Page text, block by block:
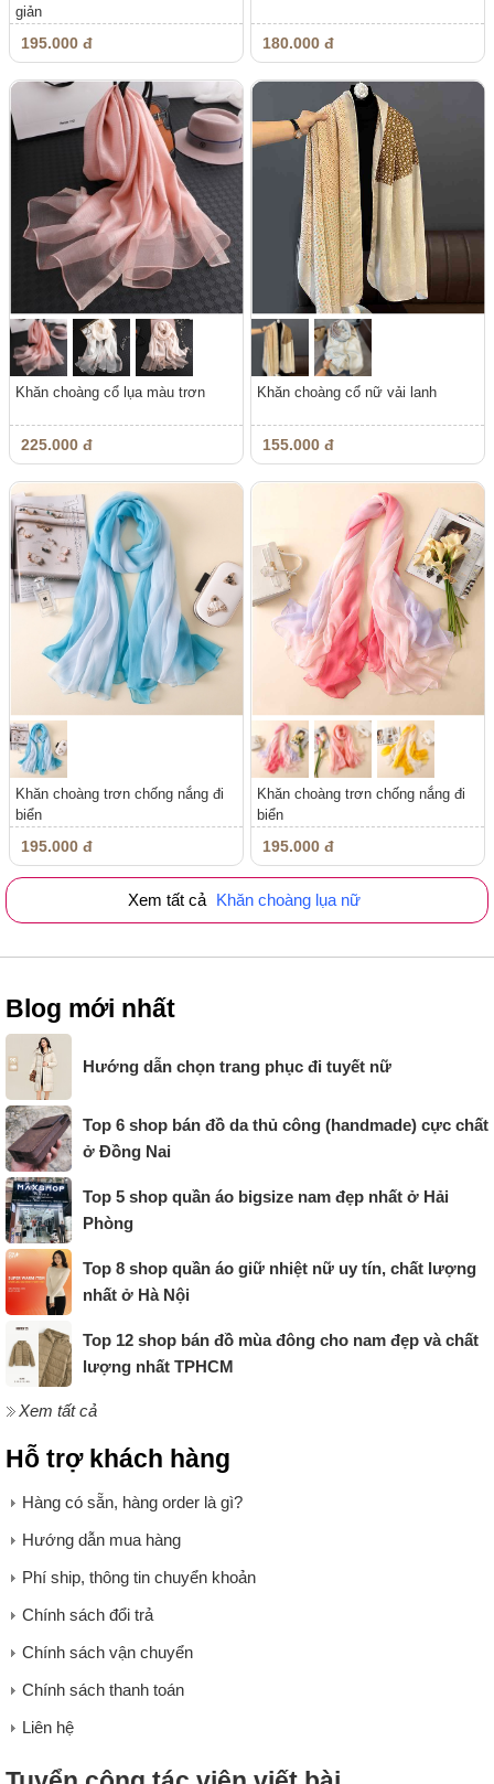
giản
195.000 đ 180.000 đ
Khăn choàng cổ lụa màu trơn
225.000 đ
Khăn choàng cổ nữ vải lanh
155.000 đ
Khăn choàng trơn chống nắng đi
biển
195.000 đ
Khăn choàng trơn chống nắng đi
biển
195.000 đ
Xem tất cả Khăn choàng lụa nữ
Blog mới nhất
Hướng dẫn chọn trang phục đi tuyết nữ
Top 6 shop bán đồ da thủ công (handmade) cực chất
ở Đồng Nai
Top 5 shop quần áo bigsize nam đẹp nhất ở Hải
Phòng
Top 8 shop quần áo giữ nhiệt nữ uy tín, chất lượng
nhất ở Hà Nội
Top 12 shop bán đồ mùa đông cho nam đẹp và chất
lượng nhất TPHCM
Xem tất cả
Hỗ trợ khách hàng
Hàng có sẵn, hàng order là gì?
Hướng dẫn mua hàng
Phí ship, thông tin chuyển khoản
Chính sách đổi trả
Chính sách vận chuyển
Chính sách thanh toán
Liên hệ